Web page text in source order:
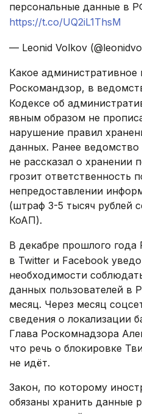
персональные данные в
https://t.co/UQ2iL1ThsM
— Leonid Volkov
Какое административное
Роскомандзор, в
Кодексе об
явным образом не
нарушение правил
данных. Ранее
не рассказал о хранении
грозит ответственность
непредоставлении
(штраф 3-5 тысяч рублей
КоАП).
В декабре прошлого года
в Twitter и Facebook
необходимости
данных пользователей в
месяц. Через месяц
сведения о локализации
Глава Роскомнадзора
что речь о блокировке
не идёт.
Закон, по которому
обязаны хранить данные